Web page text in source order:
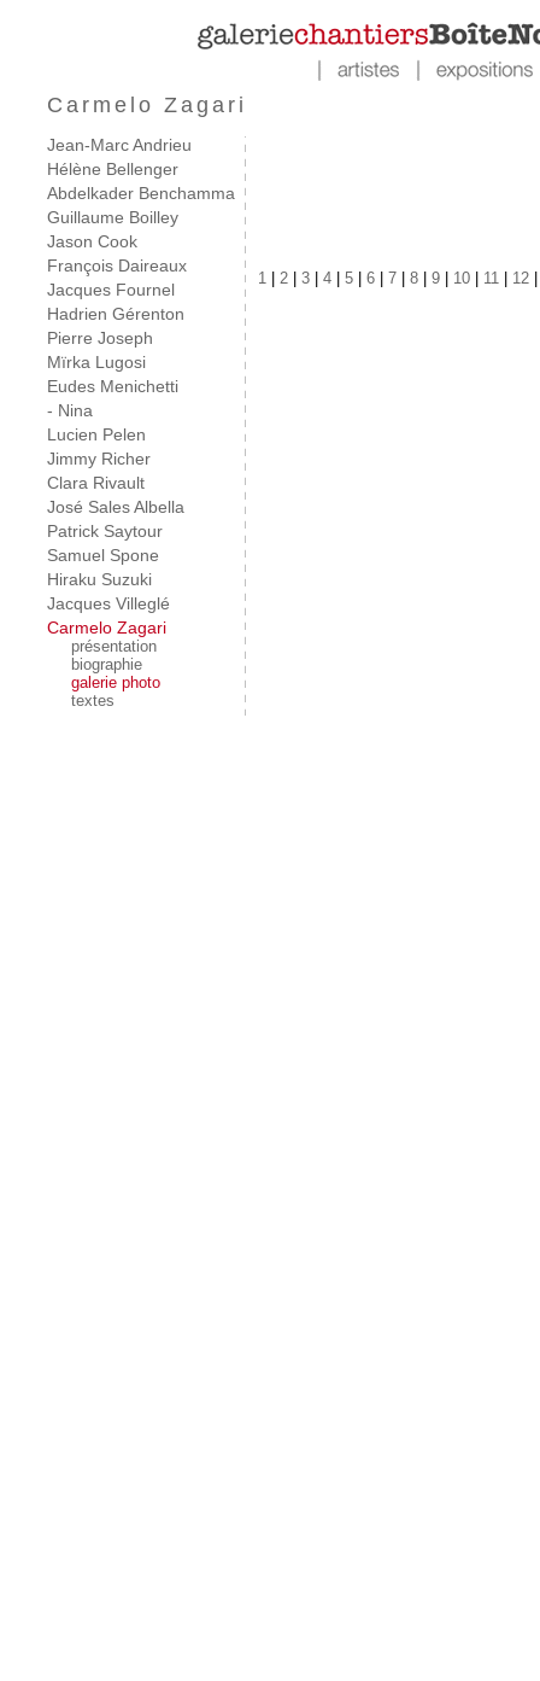
Carmelo Zagari
Jean-Marc Andrieu
Hélène Bellenger
Abdelkader Benchamma
Guillaume Boilley
Jason Cook
François Daireaux
Jacques Fournel
Hadrien Gérenton
Pierre Joseph
Mïrka Lugosi
Eudes Menichetti
- Nina
Lucien Pelen
Jimmy Richer
Clara Rivault
José Sales Albella
Patrick Saytour
Samuel Spone
Hiraku Suzuki
Jacques Villeglé
Carmelo Zagari
présentation
biographie
galerie photo
textes
1 2 3 4 5 6 7 8 9 10 11 12